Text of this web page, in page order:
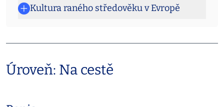
Kultura raného středověku v Evropě
Úroveň: Na cestě